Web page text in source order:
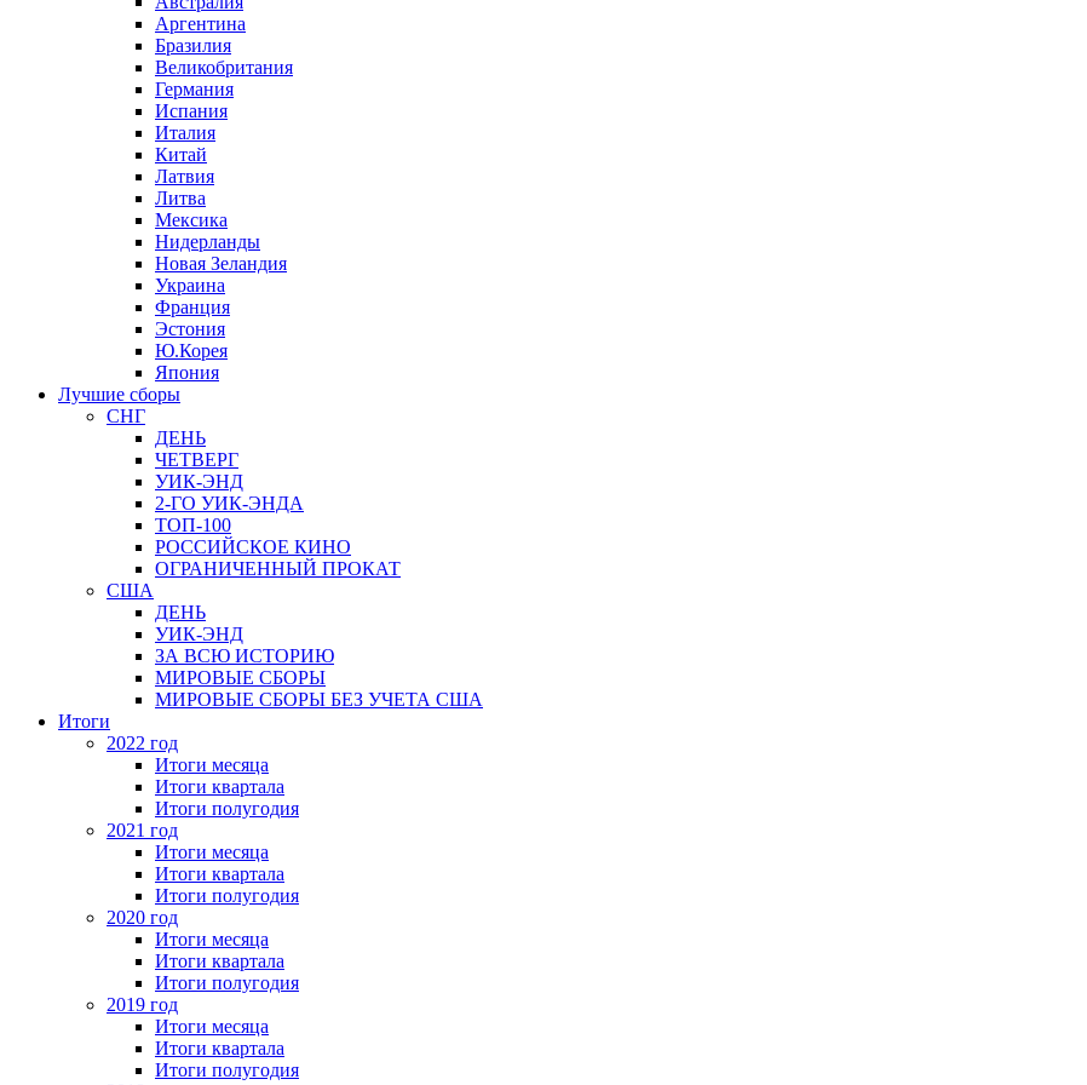
Аргентина
Бразилия
Великобритания
Германия
Испания
Италия
Китай
Латвия
Литва
Мексика
Нидерланды
Новая Зеландия
Украина
Франция
Эстония
Ю.Корея
Япония
Лучшие сборы
СНГ
ДЕНЬ
ЧЕТВЕРГ
УИК-ЭНД
2-ГО УИК-ЭНДА
ТОП-100
РОССИЙСКОЕ КИНО
ОГРАНИЧЕННЫЙ ПРОКАТ
США
ДЕНЬ
УИК-ЭНД
ЗА ВСЮ ИСТОРИЮ
МИРОВЫЕ СБОРЫ
МИРОВЫЕ СБОРЫ БЕЗ УЧЕТА США
Итоги
2022 год
Итоги месяца
Итоги квартала
Итоги полугодия
2021 год
Итоги месяца
Итоги квартала
Итоги полугодия
2020 год
Итоги месяца
Итоги квартала
Итоги полугодия
2019 год
Итоги месяца
Итоги квартала
Итоги полугодия